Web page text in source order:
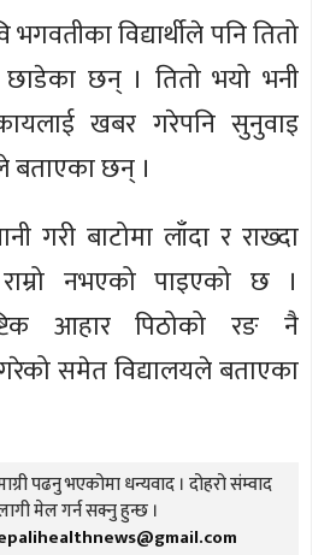
भगवतीका विद्यार्थीले पनि तितो
छन् । तितो भयो भनी
खबर गरेपनि सुनुवाइ
बताएका छन् ।
गरी बाटोमा लाँदा र राख्दा
नभएको पाइएको छ ।
आहार पिठोको रङ नै
समेत विद्यालयले बताएका
पढनु भएकोमा धन्यवाद । दोहरो संम्वाद
मेल गर्न सक्नु हुन्छ ।